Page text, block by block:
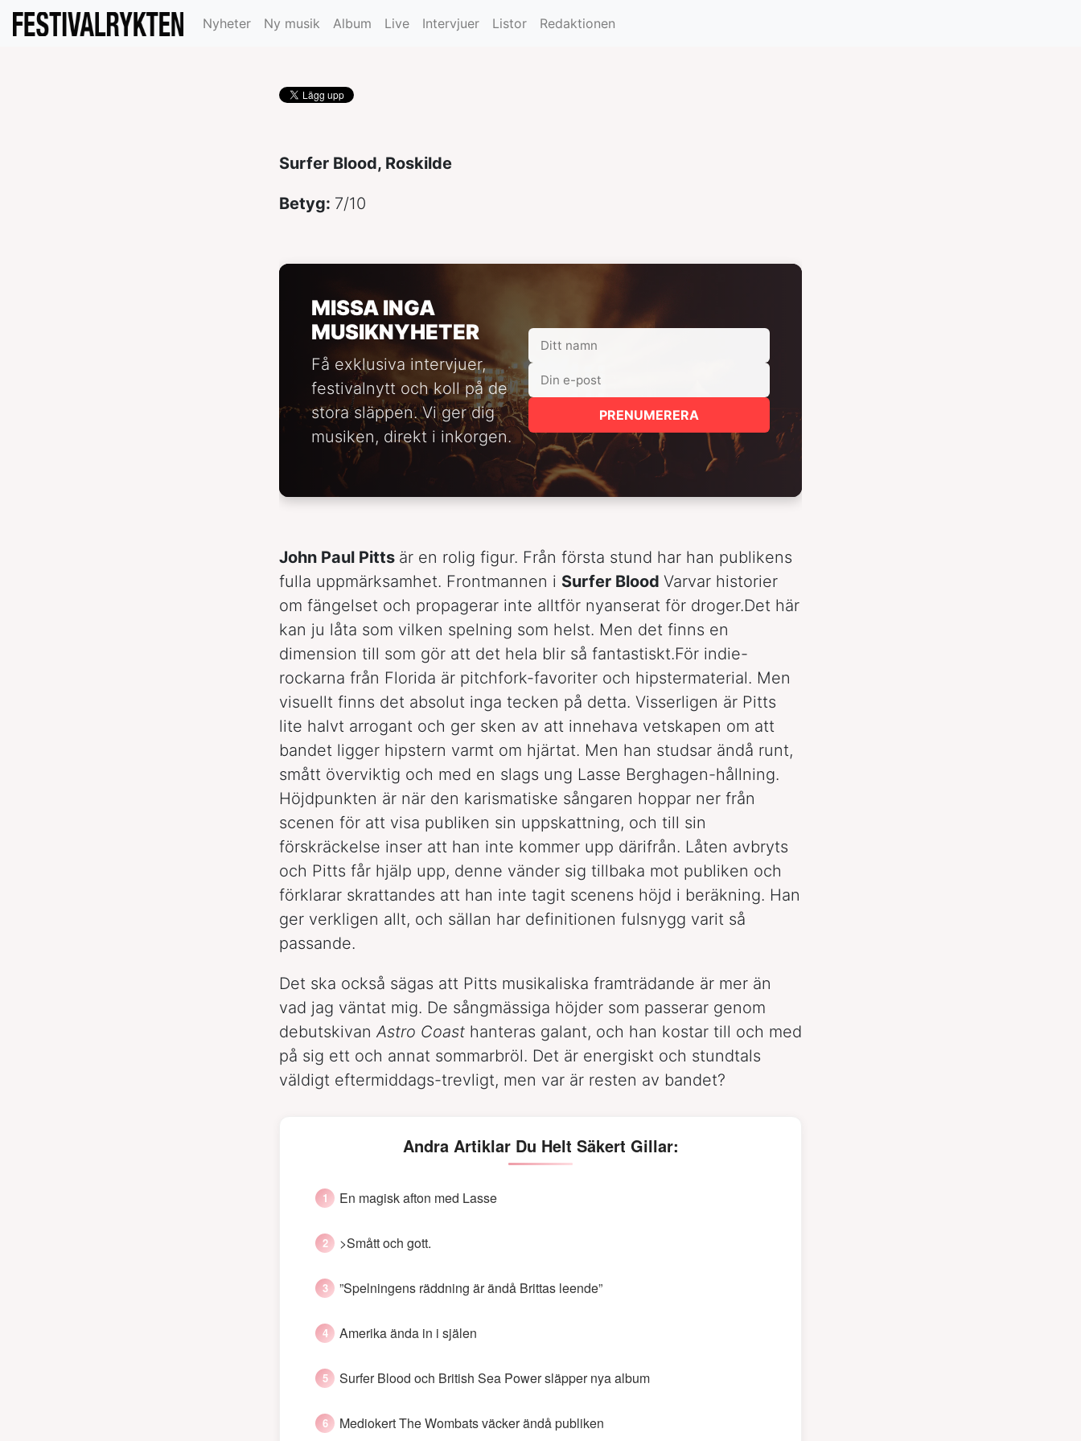
Nyheter Ny musik Album Live Intervjuer Listor Redaktionen
Surfer Blood, Roskilde
Betyg: 7/10
MISSA INGA
MUSIKNYHETER
Få exklusiva intervjuer,
festivalnytt och koll på de
stora släppen. Vi ger dig
musiken, direkt i inkorgen.
PRENUMERERA
John Paul Pitts är en rolig figur. Från första stund har han publikens
fulla uppmärksamhet. Frontmannen i Surfer Blood Varvar historier
om fängelset och propagerar inte alltför nyanserat för droger.Det här
kan ju låta som vilken spelning som helst. Men det finns en
dimension till som gör att det hela blir så fantastiskt.För indie-
rockarna från Florida är pitchfork-favoriter och hipstermaterial. Men
visuellt finns det absolut inga tecken på detta. Visserligen är Pitts
lite halvt arrogant och ger sken av att innehava vetskapen om att
bandet ligger hipstern varmt om hjärtat. Men han studsar ändå runt,
smått överviktig och med en slags ung Lasse Berghagen-hållning.
Höjdpunkten är när den karismatiske sångaren hoppar ner från
scenen för att visa publiken sin uppskattning, och till sin
förskräckelse inser att han inte kommer upp därifrån. Låten avbryts
och Pitts får hjälp upp, denne vänder sig tillbaka mot publiken och
förklarar skrattandes att han inte tagit scenens höjd i beräkning. Han
ger verkligen allt, och sällan har definitionen fulsnygg varit så
passande.
Det ska också sägas att Pitts musikaliska framträdande är mer än
vad jag väntat mig. De sångmässiga höjder som passerar genom
debutskivan Astro Coast hanteras galant, och han kostar till och med
på sig ett och annat sommarbröl. Det är energiskt och stundtals
väldigt eftermiddags-trevligt, men var är resten av bandet?
Andra Artiklar Du Helt Säkert Gillar:
En magisk afton med Lasse
>Smått och gott.
”Spelningens räddning är ändå Brittas leende”
Amerika ända in i själen
Surfer Blood och British Sea Power släpper nya album
Mediokert The Wombats väcker ändå publiken